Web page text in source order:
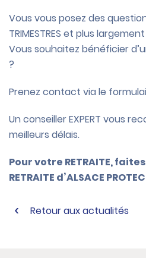
Vous vous posez des
TRIMESTRES et plus
Vous souhaitez bénéficier
?
Prenez contact via le
Un conseiller EXPERT vous
meilleurs délais.
Pour votre RETRAITE, faites
RETRAITE d’ALSACE
Retour aux actualités